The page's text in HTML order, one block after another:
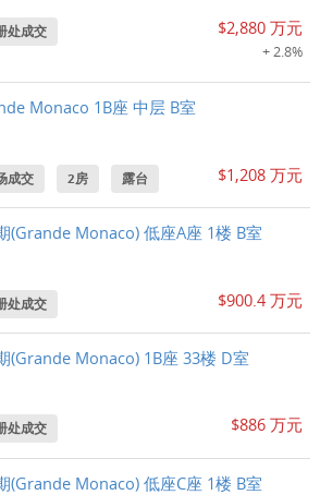
处成交 $2,880 万元
+ 2.8%
Monaco 1B座 中层 B室
成交 2房 露台 $1,208 万元
(Grande Monaco) 低座A座 1楼 B室
处成交 $900.4 万元
(Grande Monaco) 1B座 33楼 D室
处成交 $886 万元
(Grande Monaco) 低座C座 1楼 B室